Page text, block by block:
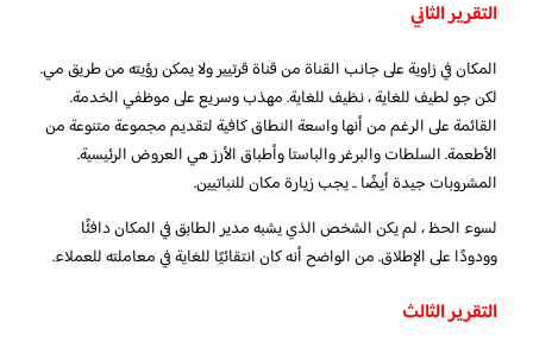
التقرير الثاني
المكان في زاوية على جانب القناة من قناة قرتيير ولا يمكن رؤيته من طريق مي.
لكن جو لطيف للغاية ، نظيف للغاية. مهذب وسريع على موظفي الخدمة.
القائمة على الرغم من أنها واسعة النطاق كافية لتقديم مجموعة متنوعة من
الأطعمة. السلطات والبرغر والباستا وأطباق الأرز هي العروض الرئيسية.
المشروبات جيدة أيضًا .. يجب زيارة مكان للنباتيين.
لسوء الحظ ، لم يكن الشخص الذي يشبه مدير الطابق في المكان دافئًا
وودودًا على الإطلاق. من الواضح أنه كان انتقائيًا للغاية في معاملته للعملاء.
التقرير الثالث